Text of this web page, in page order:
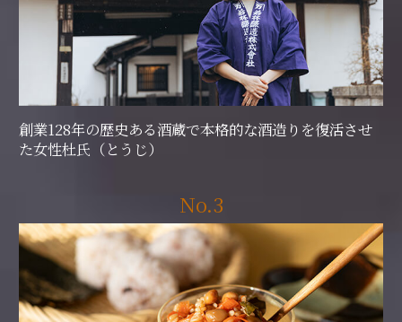
創業128年の歴史ある酒蔵で本格的な酒造りを復活させ
た女性杜氏（とうじ）
No.3